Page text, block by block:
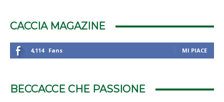
CACCIA MAGAZINE
4,114 Fans MI PIACE
BECCACCE CHE PASSIONE